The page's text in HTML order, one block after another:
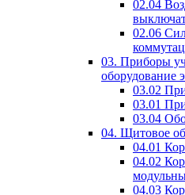
02.04
02.06
03. Приборы
оборудование
03.02
03.01
03.04
04. Щитовое
04.01
04.02
04.03